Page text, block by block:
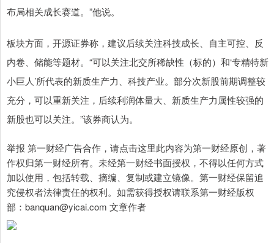
布局相关成长赛道。”他说。
板块方面，开源证券称，建议后续关注科技成长、自主可控、反
内卷、储能等题材。“可以关注北交所稀缺性（标的）和‘专精特新
小巨人’所代表的新质生产力、科技产业。部分次新股前期调整较
充分，可以重新关注，后续利润体量大、新质生产力属性较强的
新股也可以关注。”该券商认为。
举报 第一财经广告合作，请点击这里此内容为第一财经原创，著
作权归第一财经所有。未经第一财经书面授权，不得以任何方式
加以使用，包括转载、摘编、复制或建立镜像。第一财经保留追
究侵权者法律责任的权利。如需获得授权请联系第一财经版权
部：banquan@yicai.com 文章作者